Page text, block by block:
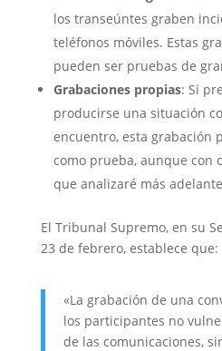
los transeúntes graben
teléfonos móviles. Estas
pueden ser pruebas de
Grabaciones propias: Si
producirse una situación
encuentro, esta grabación
como prueba, aunque con
que analizaré más
El Tribunal Supremo, en su
23 de febrero, establece que:
«La grabación de una
los participantes no
de las comunicaciones,